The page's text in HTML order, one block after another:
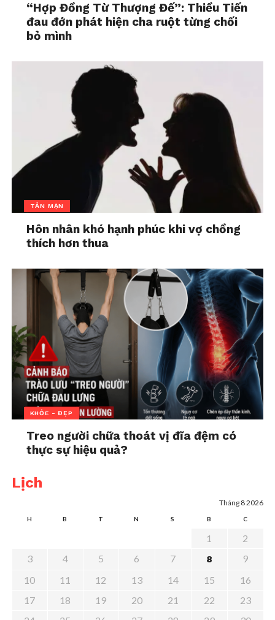
“Hợp Đồng Từ Thượng Đế”: Thiều Tiến
đau đớn phát hiện cha ruột từng chối
bỏ mình
TẢN MẠN
Hôn nhân khó hạnh phúc khi vợ chồng
thích hơn thua
KHỎE - ĐẸP
Treo người chữa thoát vị đĩa đệm có
thực sự hiệu quả?
Lịch
Tháng 8 2026
H B T N S B C
1
2
3
4 5 6 7 8
9
10
11 12 13 14 15
16
17
18 19 20 21 22
23